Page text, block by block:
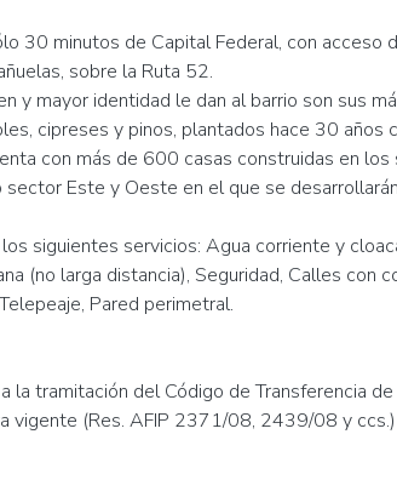
30 minutos de Capital Federal, con acceso
sobre la Ruta 52.
y mayor identidad le dan al barrio son sus
cipreses y pinos, plantados hace 30 años
con más de 600 casas construidas en
Este y Oeste en el que se
siguientes servicios: Agua corriente y
(no larga distancia), Seguridad, Calles con
Pared perimetral.
la tramitación del Código de Transferencia
vigente (Res. AFIP 2371/08, 2439/08 y